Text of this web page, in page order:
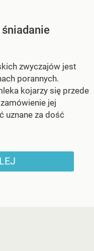
śniadanie
zwyczajów jest
porannych.
kojarzy się przede
jej
uznane za dość